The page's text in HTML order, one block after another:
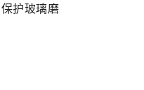
护玻璃磨